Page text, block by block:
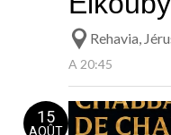
Rehavia,
A 20:45
15
AOÛT